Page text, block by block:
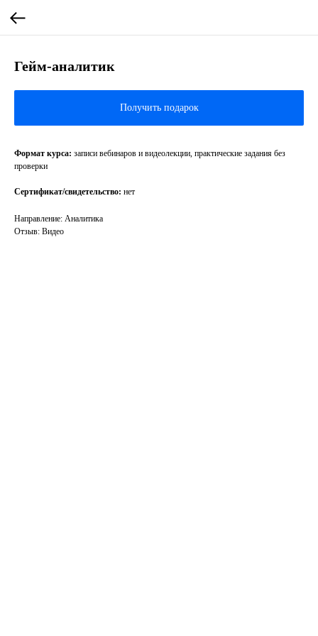
Гейм-аналитик
Получить подарок
Формат курса: записи вебинаров и видеолекции, практические задания без
проверки
Сертификат/свидетельство: нет
Направление: Аналитика
Отзыв: Видео